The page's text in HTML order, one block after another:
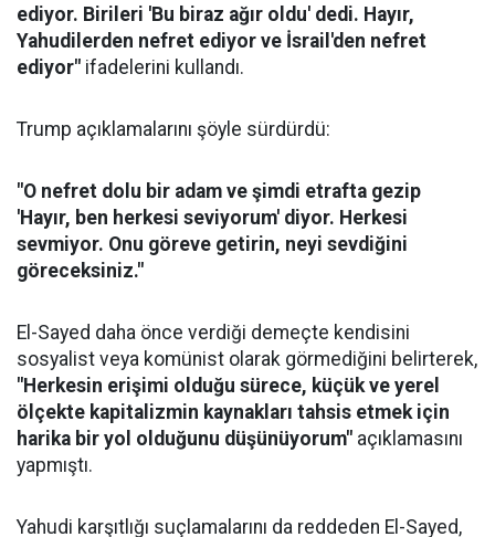
ediyor. Birileri 'Bu biraz ağır oldu' dedi. Hayır,
Yahudilerden nefret ediyor ve İsrail'den nefret
ediyor" ifadelerini kullandı.
Trump açıklamalarını şöyle sürdürdü:
"O nefret dolu bir adam ve şimdi etrafta gezip
'Hayır, ben herkesi seviyorum' diyor. Herkesi
sevmiyor. Onu göreve getirin, neyi sevdiğini
göreceksiniz."
El-Sayed daha önce verdiği demeçte kendisini
sosyalist veya komünist olarak görmediğini belirterek,
"Herkesin erişimi olduğu sürece, küçük ve yerel
ölçekte kapitalizmin kaynakları tahsis etmek için
harika bir yol olduğunu düşünüyorum" açıklamasını
yapmıştı.
Yahudi karşıtlığı suçlamalarını da reddeden El-Sayed,